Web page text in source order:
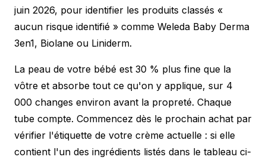
juin 2026, pour identifier les produits classés «
aucun risque identifié » comme Weleda Baby Derma
3en1, Biolane ou Liniderm.
La peau de votre bébé est 30 % plus fine que la
vôtre et absorbe tout ce qu'on y applique, sur 4
000 changes environ avant la propreté. Chaque
tube compte. Commencez dès le prochain achat par
vérifier l'étiquette de votre crème actuelle : si elle
contient l'un des ingrédients listés dans le tableau ci-